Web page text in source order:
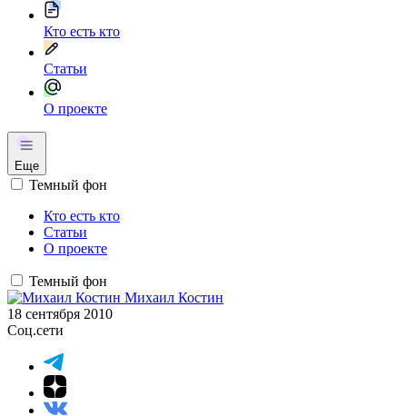
Кто есть кто
Статьи
О проекте
Еще
Темный фон
Кто есть кто
Статьи
О проекте
Темный фон
Михаил Костин
18 сентября 2010
Соц.сети